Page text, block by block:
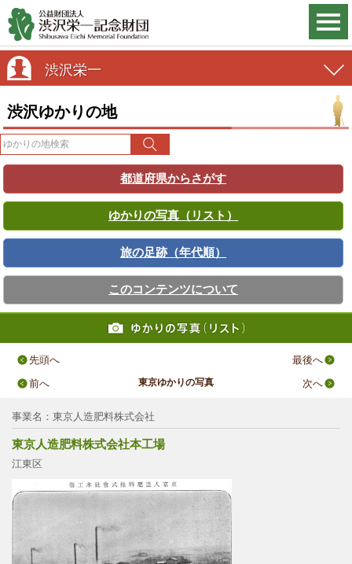
渋沢栄一
渋沢ゆかりの地
都道府県からさがす
ゆかりの写真（リスト）
旅の足跡（年代順）
このコンテンツについて
先頭へ
最後へ
前へ
東京ゆかりの写真 次へ
事業名：東京人造肥料株式会社
東京人造肥料株式会社本工場
江東区